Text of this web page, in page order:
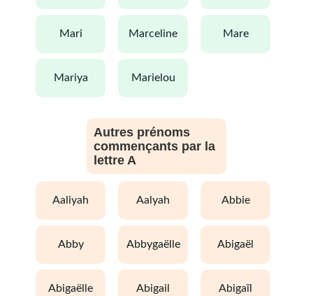
mari marceline mare
mariya marielou
Autres prénoms
commençants par la
lettre A
aaliyah aalyah abbie
abby abbygaëlle abigaël
abigaëlle abigail abigaïl